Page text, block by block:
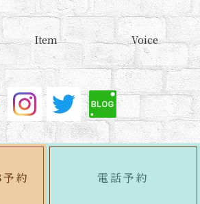
約 電話予約
Item Voice